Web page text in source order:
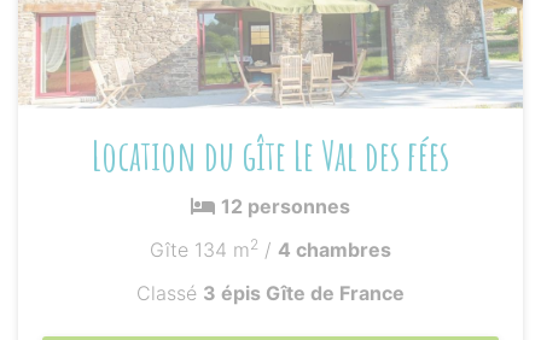
Location du gîte Le Val des fées
12 personnes
Gîte 134 m2 / 4 chambres
Classé 3 épis Gîte de France